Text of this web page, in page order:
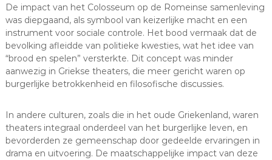
De impact van het Colosseum op de Romeinse samenleving
was diepgaand, als symbool van keizerlijke macht en een
instrument voor sociale controle. Het bood vermaak dat de
bevolking afleidde van politieke kwesties, wat het idee van
“brood en spelen” versterkte. Dit concept was minder
aanwezig in Griekse theaters, die meer gericht waren op
burgerlijke betrokkenheid en filosofische discussies.
In andere culturen, zoals die in het oude Griekenland, waren
theaters integraal onderdeel van het burgerlijke leven, en
bevorderden ze gemeenschap door gedeelde ervaringen in
drama en uitvoering. De maatschappelijke impact van deze